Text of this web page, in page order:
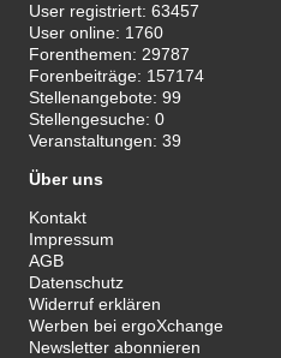
User registriert:63457
User online: 1760
Forenthemen: 29787
Forenbeiträge: 157174
Stellenangebote:99
Stellengesuche:0
Veranstaltungen:39
Über uns
Kontakt
Impressum
AGB
Datenschutz
Widerruf erklären
Werben bei ergoXchange
Newsletter abonnieren